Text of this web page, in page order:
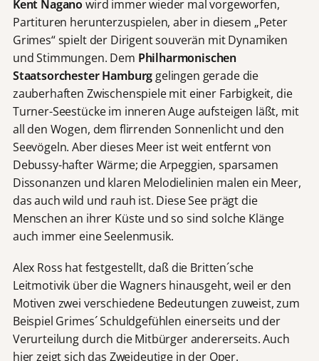
Kent Nagano wird immer wieder mal vorgeworfen,
Partituren herunterzuspielen, aber in diesem „Peter
Grimes“ spielt der Dirigent souverän mit Dynamiken
und Stimmungen. Dem Philharmonischen
Staatsorchester Hamburg gelingen gerade die
zauberhaften Zwischenspiele mit einer Farbigkeit, die
Turner-Seestücke im inneren Auge aufsteigen läßt, mit
all den Wogen, dem flirrenden Sonnenlicht und den
Seevögeln. Aber dieses Meer ist weit entfernt von
Debussy-hafter Wärme; die Arpeggien, sparsamen
Dissonanzen und klaren Melodielinien malen ein Meer,
das auch wild und rauh ist. Diese See prägt die
Menschen an ihrer Küste und so sind solche Klänge
auch immer eine Seelenmusik.
Alex Ross hat festgestellt, daß die Britten´sche
Leitmotivik über die Wagners hinausgeht, weil er den
Motiven zwei verschiedene Bedeutungen zuweist, zum
Beispiel Grimes´ Schuldgefühlen einerseits und der
Verurteilung durch die Mitbürger andererseits. Auch
hier zeigt sich das Zweideutige in der Oper.